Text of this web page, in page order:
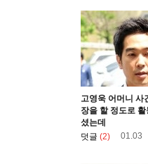
고영욱 어머니 사
장을 할 정도로 활
셨는데
덧글 (2) 01.03